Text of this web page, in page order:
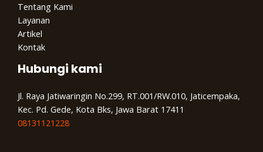
Tentang Kami
Layanan
Artikel
Kontak
Hubungi kami
Jl. Raya Jatiwaringin No.299, RT.001/RW.010, Jaticempaka,
Kec. Pd. Gede, Kota Bks, Jawa Barat 17411
08131121228